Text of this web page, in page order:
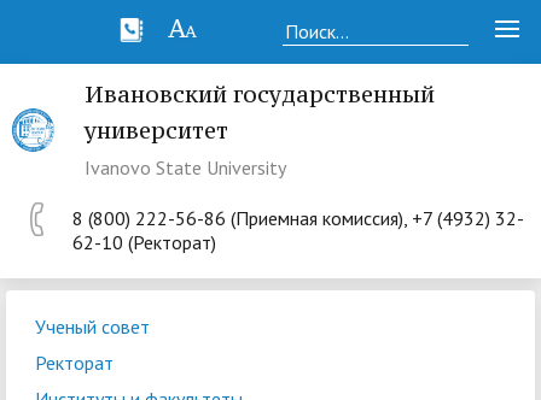
Ивановский государственный
университет
Ivanovo State University
8 (800) 222-56-86 (Приемная комиссия), +7 (4932) 32-
62-10 (Ректорат)
Ученый совет
Ректорат